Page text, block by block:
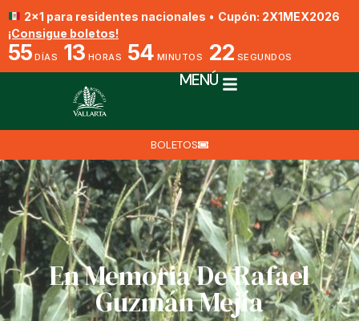
2x1 para residentes nacionales • Cupón: 2X1MEX2026
¡Consigue boletos!
55 DÍAS 13 HORAS 54 MINUTOS 21 SEGUNDOS
MENÚ
BOLETOS
En Memoria De Rafael
Guzmán Mejía